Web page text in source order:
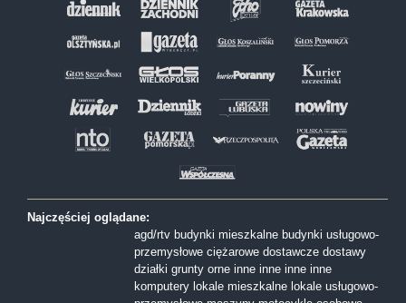
Najczęściej oglądane:
agd/rtv budynki mieszkalne budynki usługowo-
przemysłowe ciężarowe dostawcze dostawy
działki grunty orne inne inne inne inne
komputery lokale mieszkalne lokale usługowo-